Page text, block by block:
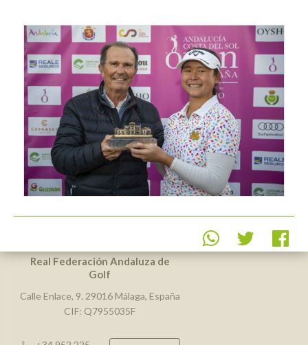
Real Federación Andaluza de
Golf
Calle Enlace, 9. 29016 Málaga, España
CIF: Q7955035F